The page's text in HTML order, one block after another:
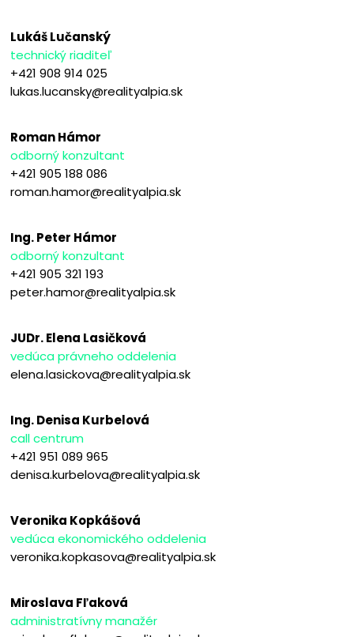
Lukáš Lučanský
technický riaditeľ
+421 908 914 025
lukas.lucansky@realityalpia.sk
Roman Hámor
odborný konzultant
+421 905 188 086
roman.hamor@realityalpia.sk
Ing. Peter Hámor
odborný konzultant
+421 905 321 193
peter.hamor@realityalpia.sk
JUDr. Elena Lasičková
vedúca právneho oddelenia
elena.lasickova@realityalpia.sk
Ing. Denisa Kurbelová
call centrum
+421 951 089 965
denisa.kurbelova@realityalpia.sk
Veronika Kopkášová
vedúca ekonomického oddelenia
veronika.kopkasova@realityalpia.sk
Miroslava Fľaková
administratívny manažér